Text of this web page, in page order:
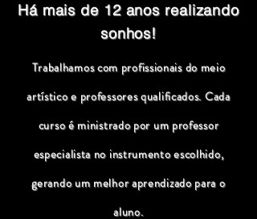
Há mais de 12 anos realizando
sonhos!
Trabalhamos com profissionais do meio
artístico e professores qualificados. Cada
curso é ministrado por um professor
especialista no instrumento escolhido,
gerando um melhor aprendizado para o
aluno.